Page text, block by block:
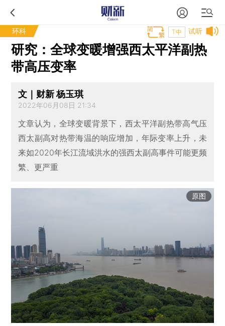
环科 试听
T中
研究：全球变暖增强西太平洋副热
带高压变率
文｜财新 杨玉琪
2022年06月08日 21:34
文章认为，全球变暖背景下，西太平洋副热带高气压
西太副高对热带海温的响应增加，年际变率上升，未
来如2020年长江流域洪水的强西太副高事件可能更频
繁、更严重
原图